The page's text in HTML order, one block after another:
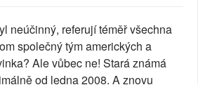
neúčinný, referují téměř všechna
společný tým amerických a
Ale vůbec ne! Stará známá
od ledna 2008. A znovu